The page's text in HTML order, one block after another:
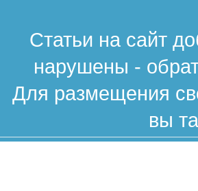
Статьи на сайт
нарушены -
Для размещения
вы